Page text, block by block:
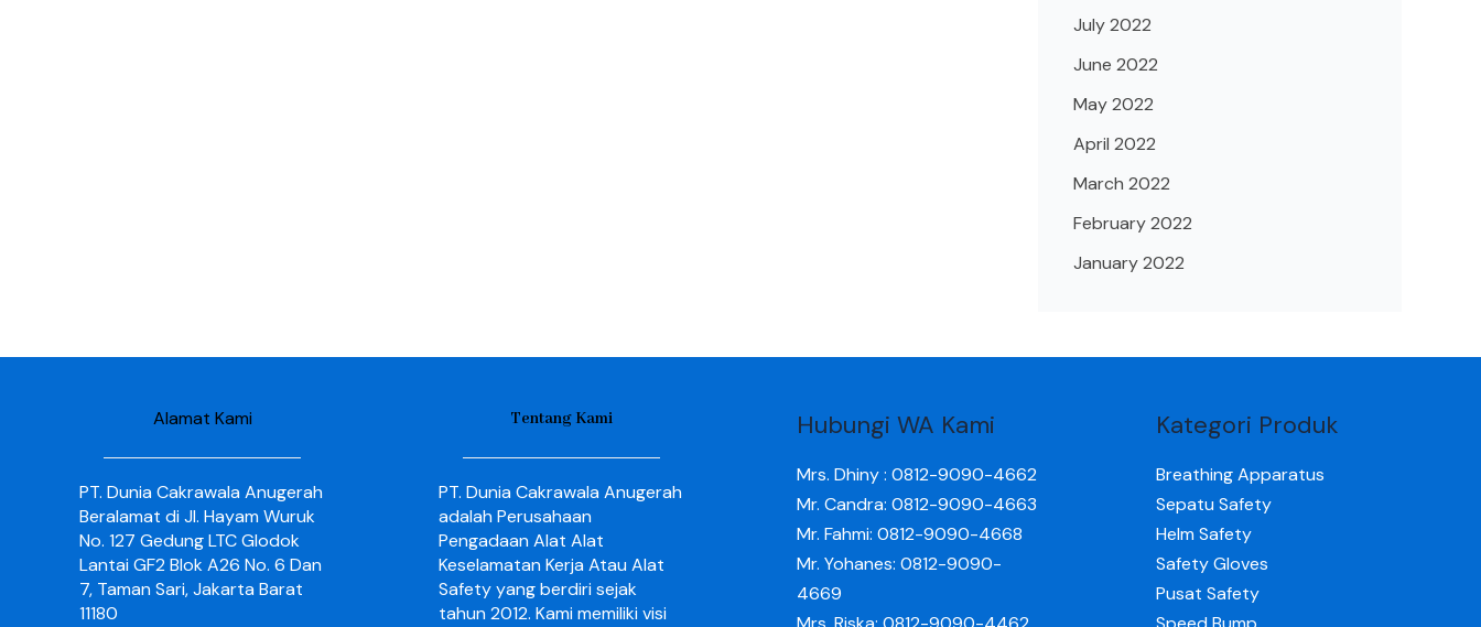
July 2022
June 2022
May 2022
April 2022
March 2022
February 2022
January 2022
Alamat Kami
PT. Dunia Cakrawala Anugerah
Beralamat di Jl. Hayam Wuruk
No. 127 Gedung LTC Glodok
Lantai GF2 Blok A26 No. 6 Dan
7, Taman Sari, Jakarta Barat
11180
Tentang Kami
PT. Dunia Cakrawala Anugerah
adalah Perusahaan
Pengadaan Alat Alat
Keselamatan Kerja Atau Alat
Safety yang berdiri sejak
tahun 2012. Kami memiliki visi
Hubungi WA Kami
Mrs. Dhiny : 0812-9090-4662
Mr. Candra: 0812-9090-4663
Mr. Fahmi: 0812-9090-4668
Mr. Yohanes: 0812-9090-
4669
Kategori Produk
Breathing Apparatus
Sepatu Safety
Helm Safety
Safety Gloves
Pusat Safety